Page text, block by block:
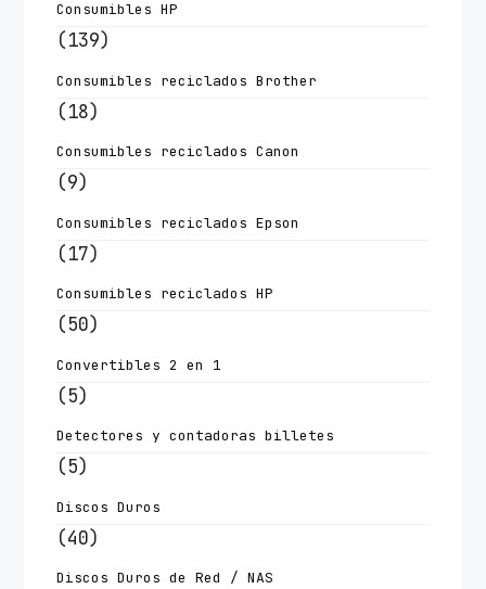
Consumibles HP
(139)
Consumibles reciclados Brother
(18)
Consumibles reciclados Canon
(9)
Consumibles reciclados Epson
(17)
Consumibles reciclados HP
(50)
Convertibles 2 en 1
(5)
Detectores y contadoras billetes
(5)
Discos Duros
(40)
Discos Duros de Red / NAS